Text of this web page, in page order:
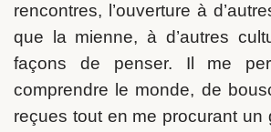
rencontres, l’ouverture à
que la mienne, à d’autres
façons de penser. Il me
comprendre le monde, de
reçues tout en me procurant un